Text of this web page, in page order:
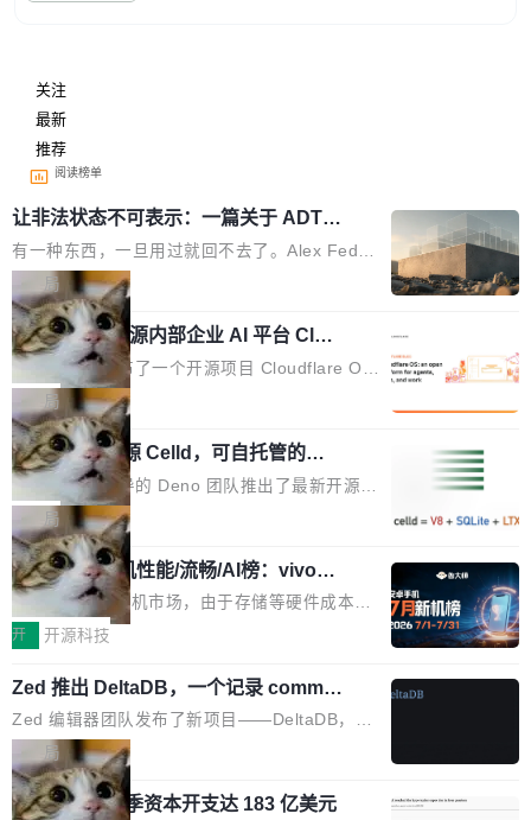
关注
最新
推荐
阅读榜单
让非法状态不可表示：一篇关于 ADT
的帖子在 Reddit 火了
有一种东西，一旦用过就回不去了。Alex Fedos
eev 管它叫"软件设计的基石"。 他说的东西不新
鲜——代数数据类型（ADT），尤其是和类型
（sum type）。但他说清楚了一件事：这不是类
型系统的学术体操，是日常编码的思维方式。 文
章从一个简单的例子切入。一个网站的深色主题
设置，如果用布尔值 + 可空字段来表示——bool
ean 表示是否可切换，nullable 的默认模式、浅
色方案、深色方案——会产生大量无意义的组
合。方案缺了、配置冲突了、全 null 了。要知道
哪些组合有效，作者说，你得靠"文档、校验、或
者部落知识"。 换个写法。Rust 的 enum，两个
变体：Switchable...
局
Cloudflare 开源内部企业 AI 平台 Clou
dflare OS
Cloudflare 发布了一个开源项目 Cloudflare O
S。如果你只看官方博客，你会觉得这是又一
个"AI 知识库 + 聊天机器人"——每个大厂都在
做，没什么新鲜的。 但 Kenton Varda 在 Twitte
r 上把事情说清楚了： 今天我们发布了 Cloudfla
re OS，一个带连接器的聊天机器人，跟其他所
有科技公司做的一样。只不过，实际上它不一
样。这是 Sandstorm.io 的重制版，我十年前的
那个创业公司。不同的是，这次它构建在 Cloudf
lare Workers 上——我花了九年时间搭建的平台
——并且深度集成了 AI。这基本上是我十年秘密
计划的顶峰。 十年前，Ken...
局
Deno 团队开源 Celld，可自托管的分
布式 Durable Objects
Ryan Dahl 领导的 Deno 团队推出了最新开源项
目 Celld，一个能在自己机器上运行 Cloudflare
Workers 和 Durable Objects 的守护进程。 设
计思路很直接：每个对象是一个独立的 SQLite
数据库，按名称寻址，复制到你自己的 S3 兼容
存储库里。节点之间只通过这个存储库协调——
个小型数据库，应用天然按分片构建，单个数据
库的竞争和爆炸半径问题在设计层面就被消除
了。 闲置的 cell 会休眠到几乎不占资源。当 cel
l 迁移或唤醒时，新宿主从 S3 恢复 SQLite 数据
库继续执行。存储库是持久化的唯一真相...
局
鲁大师7月新机性能/流畅/AI榜：vivo夺
性能、流畅双第一，三星Galaxy Z系列
新折叠缺席
2026年7月的手机市场，由于存储等硬件成本暴
增，手机厂商的日子也不好过啊，新机速度明显
高价的三星折叠（三星Galaxy Z Fold8 Ultra / Z
Fold8 / Z Flip8）外，其余要么是中低端机器，
例如iQOO Z11i、REDMI Note 17、REDMI No
te 17 Pro、OPPO K15，要么是vivo X300 E这
样的次旗舰。 Galaxy Z Fold8 Ultra / Z Fold8 /
开 开源科技
Zed 推出 DeltaDB，一个记录 commit
之间所有操作的版本控制系统
Zed 编辑器团队发布了新项目——DeltaDB，一
个在 git commit 之间记录每一次编辑操作的版
本控制系统。目前处于 Early Access 阶段。 De
ltaDB 的核心思路直接写在 landing page 最显
局
SpaceXAI 单季资本开支达 183 亿美元